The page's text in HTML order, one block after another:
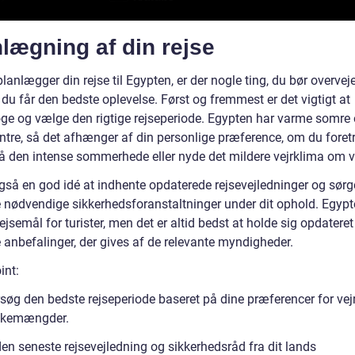
af din rejse
din rejse til Egypten, er der nogle ting, du bør
får den bedste oplevelse. Først og fremmest er det vigtigt at
og vælge den rigtige rejseperiode. Egypten har varme somre
så det afhænger af din personlige præference, om du
den intense sommerhede eller nyde det mildere vejrklima om
en god idé at indhente opdaterede rejsevejledninger og
nødvendige sikkerhedsforanstaltninger under dit ophold.
for turister, men det er altid bedst at holde sig
der gives af de relevante myndigheder.
den bedste rejseperiode baseret på dine præferencer for
seneste rejsevejledning og sikkerhedsråd fra dit lands